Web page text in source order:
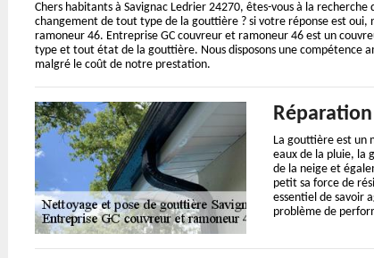
Chers habitants à Savignac Ledrier 24270, êtes-vous à la
changement de tout type de la gouttière ? si votre réponse est
ramoneur 46. Entreprise GC couvreur et ramoneur 46 est un
type et tout état de la gouttière. Nous disposons une compétence
malgré le coût de notre prestation.
La gouttière est un
eaux de la pluie, la
de la neige et
petit sa force de
essentiel de savoir
problème de